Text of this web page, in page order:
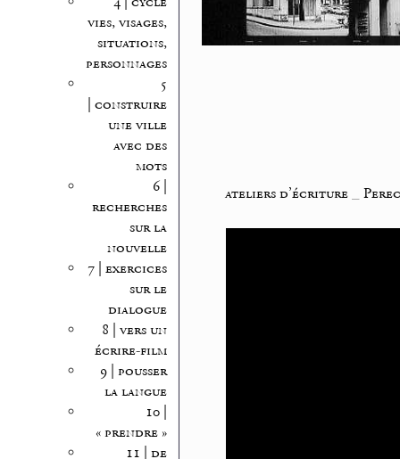
vies, visages,
situations,
personnages
5
| construire
une ville
avec des
mots
6 |
recherches
sur la
nouvelle
7 | exercices
sur le
dialogue
8 | vers un
écrire-film
9 | pousser
la langue
10 |
« prendre »
11 | de
ateliers d’écriture_